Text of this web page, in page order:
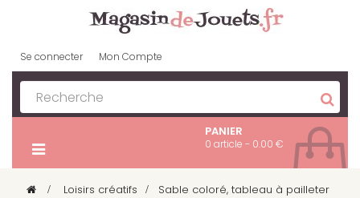
Se connecter Mon Compte
PANIER
0 article - 0.00 €
> Loisirs créatifs >
Sable coloré, tableau à pailleter